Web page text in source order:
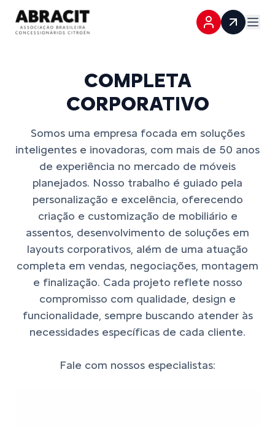
COMPLETA
CORPORATIVO
Somos uma empresa focada em soluções
inteligentes e inovadoras, com mais de 50 anos
de experiência no mercado de móveis
planejados. Nosso trabalho é guiado pela
personalização e excelência, oferecendo
criação e customização de mobiliário e
assentos, desenvolvimento de soluções em
layouts corporativos, além de uma atuação
completa em vendas, negociações, montagem
e finalização. Cada projeto reflete nosso
compromisso com qualidade, design e
funcionalidade, sempre buscando atender às
necessidades específicas de cada cliente.
Fale com nossos especialistas: